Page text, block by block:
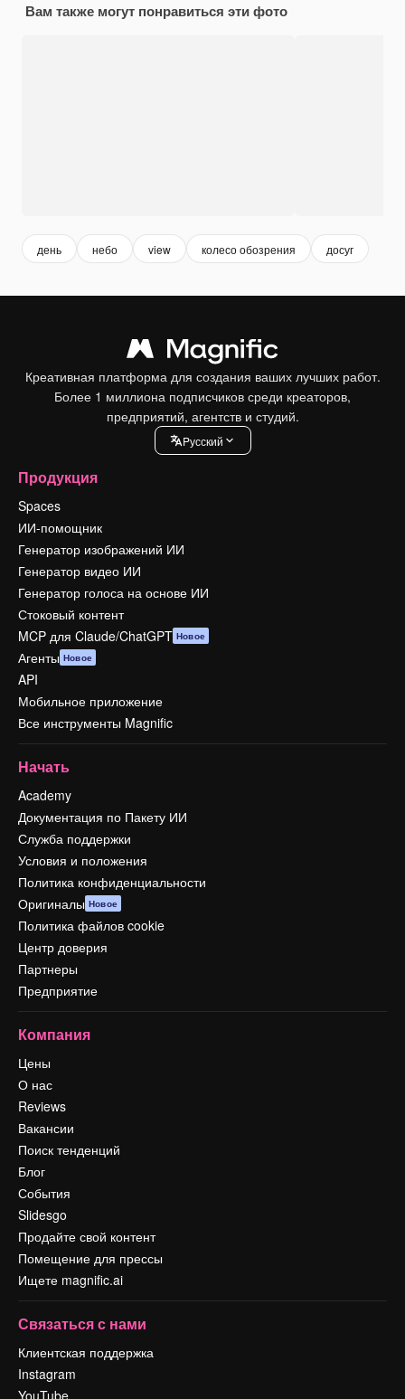
Вам также могут понравиться эти фото
день небо view колесо обозрения досуг
Креативная платформа для создания ваших лучших работ.
Более 1 миллиона подписчиков среди креаторов,
предприятий, агентств и студий.
Pусский
Продукция
Spaces
ИИ-помощник
Генератор изображений ИИ
Генератор видео ИИ
Генератор голоса на основе ИИ
Стоковый контент
MCP для Claude/ChatGPT Новое
Агенты Новое
API
Мобильное приложение
Все инструменты Magnific
Начать
Academy
Документация по Пакету ИИ
Служба поддержки
Условия и положения
Политика конфиденциальности
Оригиналы Новое
Политика файлов cookie
Центр доверия
Партнеры
Предприятие
Компания
Цены
О нас
Reviews
Вакансии
Поиск тенденций
Блог
События
Slidesgo
Продайте свой контент
Помещение для прессы
Ищете magnific.ai
Связаться с нами
Клиентская поддержка
Instagram